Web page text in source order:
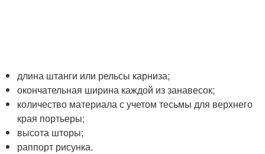
длина штанги или рельсы карниза;
окончательная ширина каждой из занавесок;
количество материала с учетом тесьмы для верхнего
края портьеры;
высота шторы;
раппорт рисунка.